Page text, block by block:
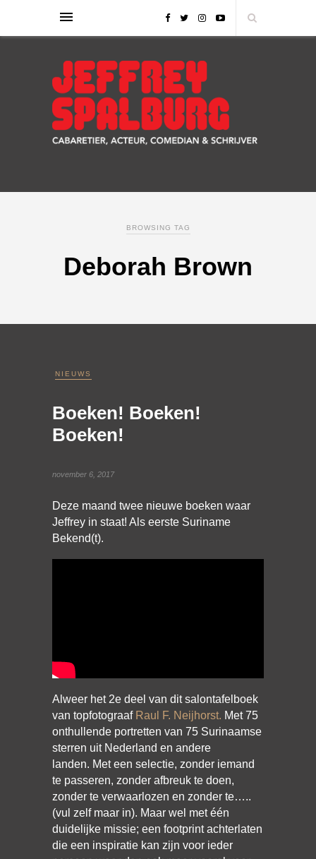
BROWSING TAG
Deborah Brown
NIEUWS
Boeken! Boeken!
Boeken!
november 6, 2017
Deze maand twee nieuwe boeken waar
Jeffrey in staat! Als eerste Suriname
Bekend(t).
Alweer het 2e deel van dit salontafelboek
van topfotograaf Raul F. Neijhorst. Met 75
onthullende portretten van 75 Surinaamse
sterren uit Nederland en andere
landen. Met een selectie, zonder iemand
te passeren, zonder afbreuk te doen,
zonder te verwaarlozen en zonder te…..
(vul zelf maar in). Maar wel met één
duidelijke missie; een footprint achterlaten
die een inspiratie kan zijn voor ieder